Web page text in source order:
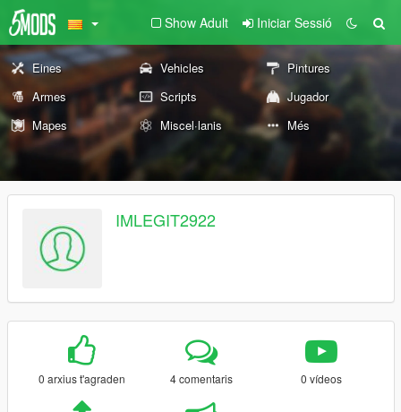
Show Adult Iniciar Sessió
Eines Vehicles
Pintures
Armes
Scripts
Jugador
Mapes
Miscel·lanis Més
IMLEGIT2922
0 arxius t'agraden 4 comentaris 0 vídeos